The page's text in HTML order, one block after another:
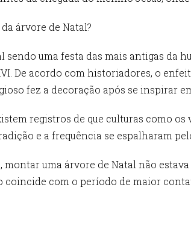
árvore de Natal?
sendo uma festa das mais antigas da
De acordo com historiadores, o
fez a decoração após se inspirar
registros de que culturas como
e a frequência se espalharam
montar uma árvore de Natal não
coincide com o período de maior